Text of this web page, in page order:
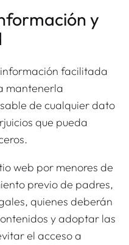
y
facilitada
mantenerla
de cualquier dato
que pueda
web por menores de
previo de padres,
quienes deberán
y adoptar las
el acceso a